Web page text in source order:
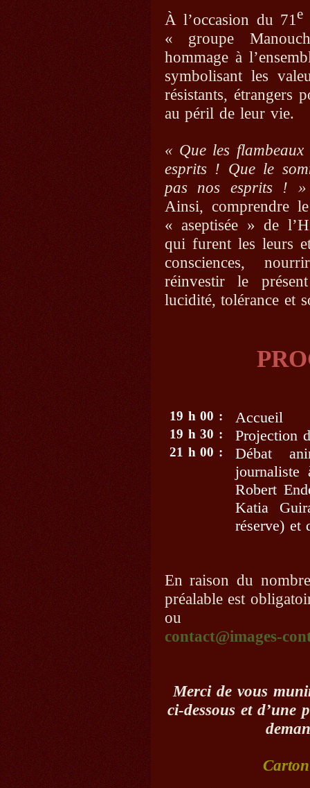
À l’occasion du 71e
« groupe
hommage à
symbolisant les
résistants, étrangers
au péril de leur vie.
« Que les
esprits ! Que le
pas nos esprits !
Ainsi, comprendre
« aseptisée » de
qui furent les leurs
consciences,
réinvestir le
lucidité, tolérance et
19 h 00 : Accueil
19 h 30 : Projection
21 h 00 :
Débat
Robert
Katia
réserve) et
En raison du
préalable est
ou
contact@images-
Merci de vous
ci-dessous et d’une